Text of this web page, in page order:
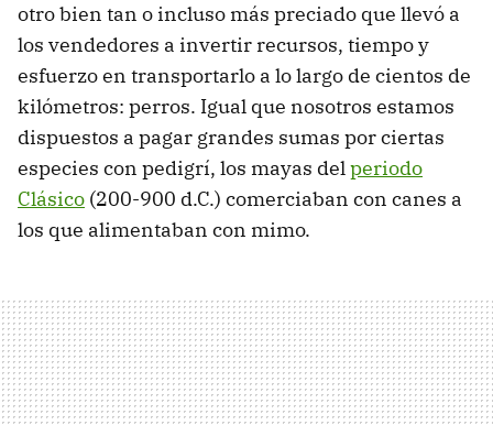
otro bien tan o incluso más preciado que llevó a
los vendedores a invertir recursos, tiempo y
esfuerzo en transportarlo a lo largo de cientos de
kilómetros: perros. Igual que nosotros estamos
dispuestos a pagar grandes sumas por ciertas
especies con pedigrí, los mayas delperiodo
Clásico (200-900 d.C.) comerciaban con canes a
los que alimentaban con mimo.